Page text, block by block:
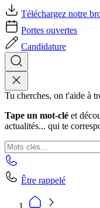
Téléchargez notre
Portes ouvertes
Candidature
Tu cherches, on t'aide à
Tape un mot-clé et
actualités... qui te
Être rappelé